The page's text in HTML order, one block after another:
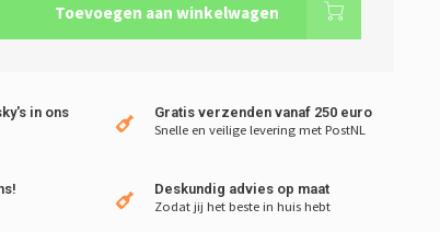
Toevoegen aan winkelwagen
in ons
Gratis verzenden vanaf 250 euro
Snelle en veilige levering met PostNL
Deskundig advies op maat
Zodat jij het beste in huis hebt